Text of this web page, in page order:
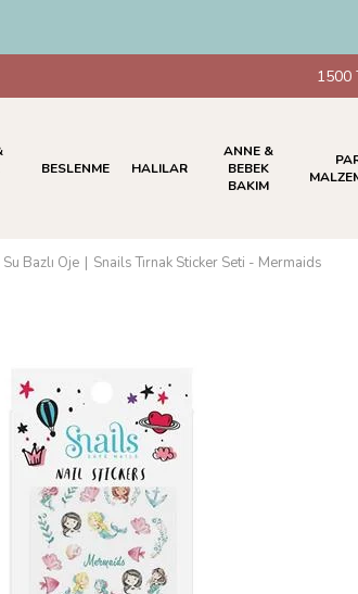
1500
BESLENME HALILAR
ANNE &
BEBEK
BAKIM
Su Bazlı Oje Snails Tırnak Sticker Seti - Mermaids